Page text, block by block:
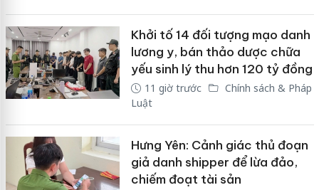
Khởi tố 14 đối tượng mạo danh
lương y, bán thảo dược chữa
yếu sinh lý thu hơn 120 tỷ đồng
11 giờ trước
Chính sách & Pháp
Luật
Hưng Yên: Cảnh giác thủ đoạn
giả danh shipper để lừa đảo,
chiếm đoạt tài sản